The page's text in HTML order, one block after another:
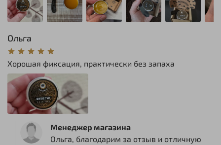
Ольга
Хорошая фиксация, практически без запаха
Менеджер магазина
Ольга, благодарим за отзыв и отличную